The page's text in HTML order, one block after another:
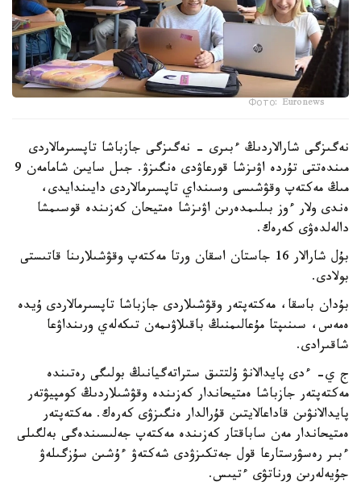
Фото: Euronews
نەگىزگى شارالاردىڭ ءبىرى - نەگىزگى جازباشا تاپسىرمالاردى
مىندەتتى تۇردە اۋىزشا قورعاۋدى ەنگىزۋ. جىل سايىن شامامەن 9
مىڭ مەكتەپ وقۋشىسى وسىنداي تاپسىرمالاردى دايىندايدى،
ەندى ولار ءوز بىلىمدەرىن اۋىزشا ەمتيحان كەزىندە قوسىمشا
دالەلدەۋى كەرەك.
بۇل شارالار 16 جاستان اسقان ورتا مەكتەپ وقۋشىلارىنا قاتىستى
بولادى.
بۇدان باسقا، مەكتەپتەر وقۋشىلاردى جازباشا تاپسىرمالاردى ۇيدە
ەمەس، سىنىپتا مۇعالىمنىڭ باقىلاۋىمەن تىكەلەي ورىنداۋعا
شاقىرادى.
ج ي- ءدى پايدالانۋ ۇلتتىق ستراتەگيانىڭ بولىگى رەتىندە
مەكتەپتەر جازباشا ەمتيحاندار كەزىندە وقۋشىلاردىڭ كومپيۋتەر
پايدالانۋىن قاداعالايتىن قۇرالدار ەنگىزۋى كەرەك. مەكتەپتەر
ەمتيحاندار مەن ساباقتار كەزىندە مەكتەپ جەلىسىندەگى بەلگىلى
ءبىر رەسۋرستارعا قول جەتكىزۋدى شەكتەۋ ءۇشىن سۇزگىلەۋ
جۇيەلەرىن ورناتۋى ءتيىس.